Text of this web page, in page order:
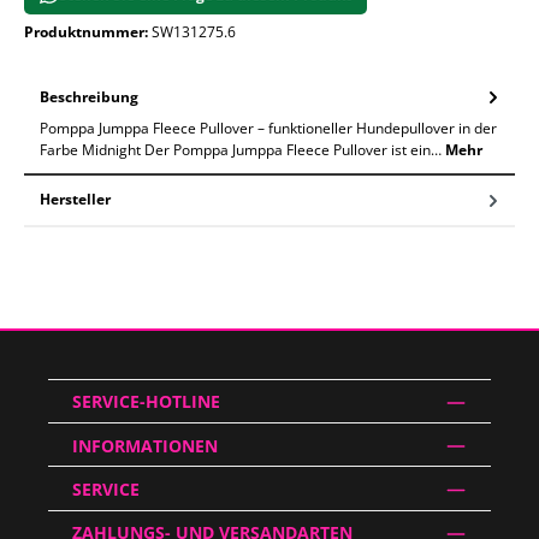
Produktnummer:SW131275.6
Beschreibung
Pomppa Jumppa Fleece Pullover – funktioneller Hundepullover in der
Farbe Midnight Der Pomppa Jumppa Fleece Pullover ist ein… Mehr
Hersteller
SERVICE-HOTLINE
INFORMATIONEN
SERVICE
ZAHLUNGS- UND VERSANDARTEN